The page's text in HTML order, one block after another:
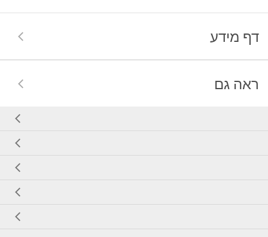
דף מידע
ראה גם